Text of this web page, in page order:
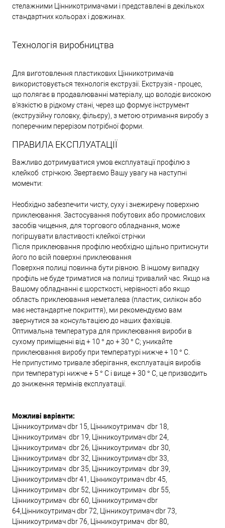
стелажними Цінникотримачами і представлені в декількох
стандартних кольорах і довжинах.
Технологія виробництва
Для виготовлення пластикових Цінникотримачів
використовується технологія екструзії. Екструзія - процес,
що полягає в продавлюванні матеріалу, що володіє високою
в'язкістю в рідкому стані, через що формує інструмент
(екструзійну головку, фільєру), з метою отримання виробу з
поперечним перерізом потрібної форми.
ПРАВИЛА ЕКСПЛУАТАЦІЇ
Важливо дотримуватися умов експлуатації профілю з
клейкоб стрічкою. Звертаємо Вашу увагу на наступні
моменти:
Необхідно забезпечити чисту, суху і знежирену поверхню
приклеювання. Застосування побутових або промислових
засобів чищення, для торгового обладнання, може
погіршувати властивості клейкої стрічки
Після приклеювання профілю необхідно щільно притиснути
його по всій поверхні приклеювання
Поверхня полиці повинна бути рівною. В іншому випадку
профіль не буде триматися на полиці тривалий час. Якщо на
Вашому обладнанні є шорсткості, нерівності або якщо
область приклеювання неметалева (пластик, силікон або
має нестандартне покриття), ми рекомендуємо вам
звернутися за консультацією до наших фахівців.
Оптимальна температура для приклеювання вироби в
сухому приміщенні від + 10 ° до + 30 ° С; уникайте
приклеювання виробу при температурі нижче + 10 ° С.
Не припустимо тривале зберігання, експлуатація виробів
при температурі нижче + 5 ° С і вище + 30 ° С, це призводить
до зниження термінів експлуатації.
Можливі варіанти:
Цінникоутримач dbr 15, Цінникоутримач dbr 18,
Цінникоутримач dbr 19, Цінникоутримач dbr 24,
Цінникоутримач dbr 26, Цінникоутримач dbr 30,
Цінникоутримач dbr 32, Цінникоутримач dbr 33,
Цінникоутримач dbr 35, Цінникоутримач dbr 39,
Цінникоутримач dbr 41, Цінникоутримач dbr 45,
Цінникоутримач dbr 52, Цінникоутримач dbr 55,
Цінникоутримач dbr 60, Цінникоутримач dbr
64,Цінникоутримач dbr 72, Цінникоутримач dbr 73,
Цінникоутримач dbr 76, Цінникоутримач dbr 80,